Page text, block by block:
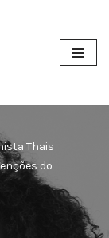
Thais
do